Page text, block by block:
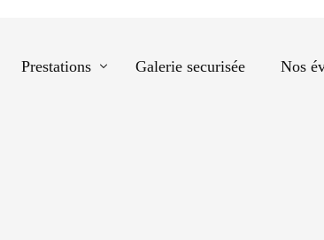
Prestations Galerie securisée Nos